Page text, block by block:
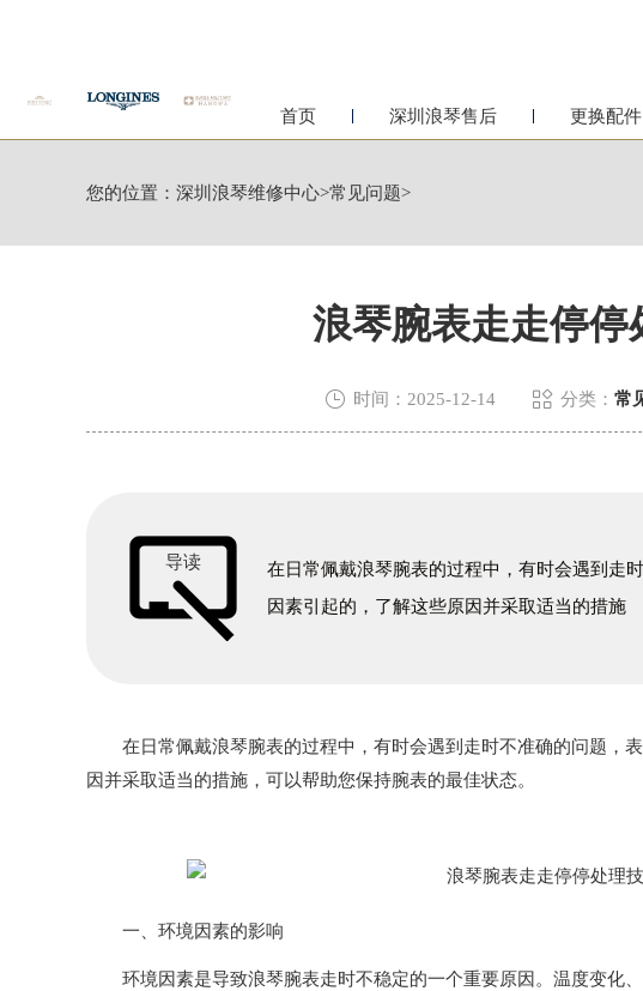
首页 深圳浪琴售后 更换配件
您的位置： 深圳浪琴维修中心>常见问题>
浪琴腕表走走停停
 时间：2025-12-14  分类： 常
导读
在日常佩戴浪琴腕表的过程中，有时会遇到走
因素引起的，了解这些原因并采取适当的措施
在日常佩戴浪琴腕表的过程中，有时会遇到走时不准确的问题，
因并采取适当的措施，可以帮助您保持腕表的最佳状态。
一、环境因素的影响
环境因素是导致浪琴腕表走时不稳定的一个重要原因。温度变化